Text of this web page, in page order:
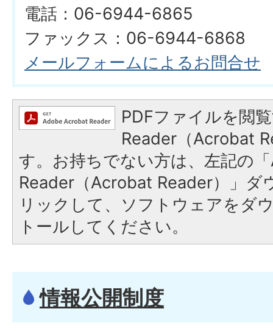
電話：06-6944-6865
ファックス：06-6944-6868
メールフォームによるお問合せ
PDFファイルを閲
Reader（Acrobat
す。お持ちでない方は、左記の
Reader（Acrobat Reader）」ダ
リックして、ソフトウェアをダ
トールしてください。
情報公開制度